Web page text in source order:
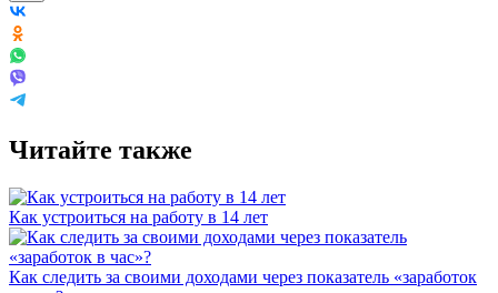
Читайте также
Как устроиться на работу в 14 лет
Как следить за своими доходами через показатель «заработок